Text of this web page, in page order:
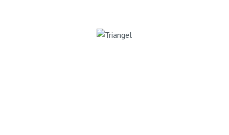
Bildergalerie überspringen